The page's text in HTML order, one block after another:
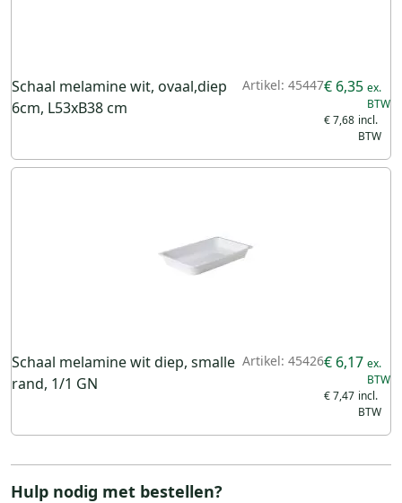
Schaal melamine wit, ovaal,diep
6cm, L53xB38 cm
Artikel: 45447
€ 7,68
€ 6,35
Schaal melamine wit diep, smalle
rand, 1/1 GN
Artikel: 45426
€ 7,47
€ 6,17
Hulp nodig met bestellen?